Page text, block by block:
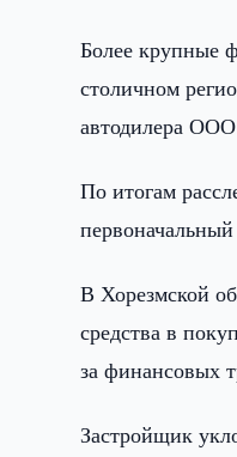
Более крупные
столичном
автодилера
По итогам
В Хорезмской
средства в
за финансовых
Застройщик